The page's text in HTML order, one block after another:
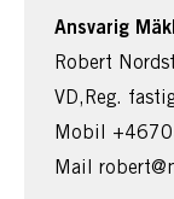
Ansvarig
Robert
VD,Reg.
Mobil
Mail